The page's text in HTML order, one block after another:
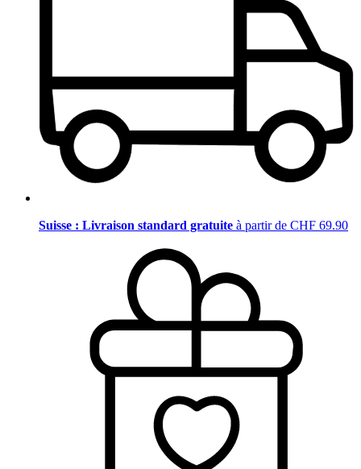
Suisse : Livraison standard gratuite à partir de CHF 69.90